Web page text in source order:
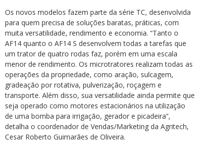
Os novos modelos fazem parte da série TC, desenvolvida
para quem precisa de soluções baratas, práticas, com
muita versatilidade, rendimento e economia. “Tanto o
AF14 quanto o AF14 S desenvolvem todas a tarefas que
um trator de quatro rodas faz, porém em uma escala
menor de rendimento. Os microtratores realizam todas as
operações da propriedade, como aração, sulcagem,
gradeação por rotativa, pulverização, roçagem e
transporte. Além disso, sua versatilidade ainda permite que
seja operado como motores estacionários na utilização
de uma bomba para irrigação, gerador e picadeira”,
detalha o coordenador de Vendas/Marketing da Agritech,
Cesar Roberto Guimarães de Oliveira.